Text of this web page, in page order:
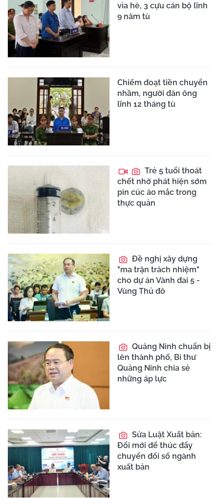
vỉa hè, 3 cựu cán bộ lĩnh
9 năm tù
Chiếm đoạt tiền chuyển
nhầm, người đàn ông
lĩnh 12 tháng tù
Trẻ 5 tuổi thoát
chết nhờ phát hiện sớm
pin cúc áo mắc trong
thực quản
Đề nghị xây dựng
"ma trận trách nhiệm"
cho dự án Vành đai 5 -
Vùng Thủ đô
Quảng Ninh chuẩn bị
lên thành phố, Bí thư
Quảng Ninh chia sẻ
những áp lực
Sửa Luật Xuất bản:
Đổi mới để thúc đẩy
chuyển đổi số ngành
xuất bản